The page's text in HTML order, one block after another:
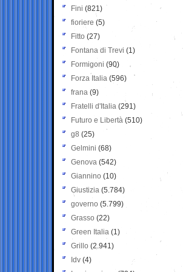
Fini (821)
fioriere (5)
Fitto (27)
Fontana di Trevi (1)
Formigoni (90)
Forza Italia (596)
frana (9)
Fratelli d'Italia (291)
Futuro e Libertà (510)
g8 (25)
Gelmini (68)
Genova (542)
Giannino (10)
Giustizia (5.784)
governo (5.799)
Grasso (22)
Green Italia (1)
Grillo (2.941)
Idv (4)